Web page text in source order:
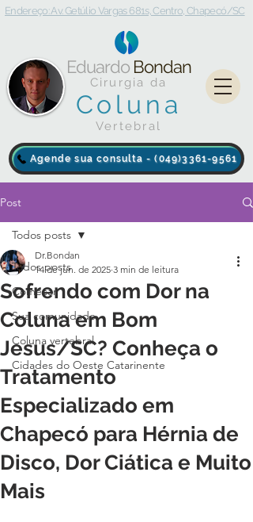
Agende sua consulta - (049)3361-9561
Eduardo Bondan
Cirurgia da
Coluna
Vertebral
Endereço: Av. Getúlio Vargas 681s, Centro, Chapecó/SC
Post
Todos posts
Começar
Sua comunidade
Coluna vertebral
Cidades do Oeste Catarinente
Todos posts
Sofrendo com Dor na
Coluna em Bom
Jesus/SC? Conheça o
Tratamento
Especializado em
Chapecó para Hérnia de
Disco, Dor Ciática e Muito
Mais
Dr.Bondan
14 de jun. de 2025 3 min de leitura